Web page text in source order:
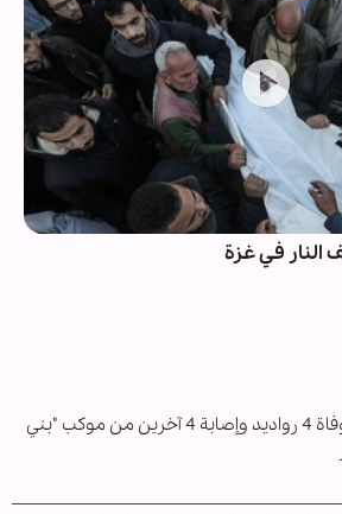
وفاة 4 رواديد وإصابة 4 آخرين من موكب "بني